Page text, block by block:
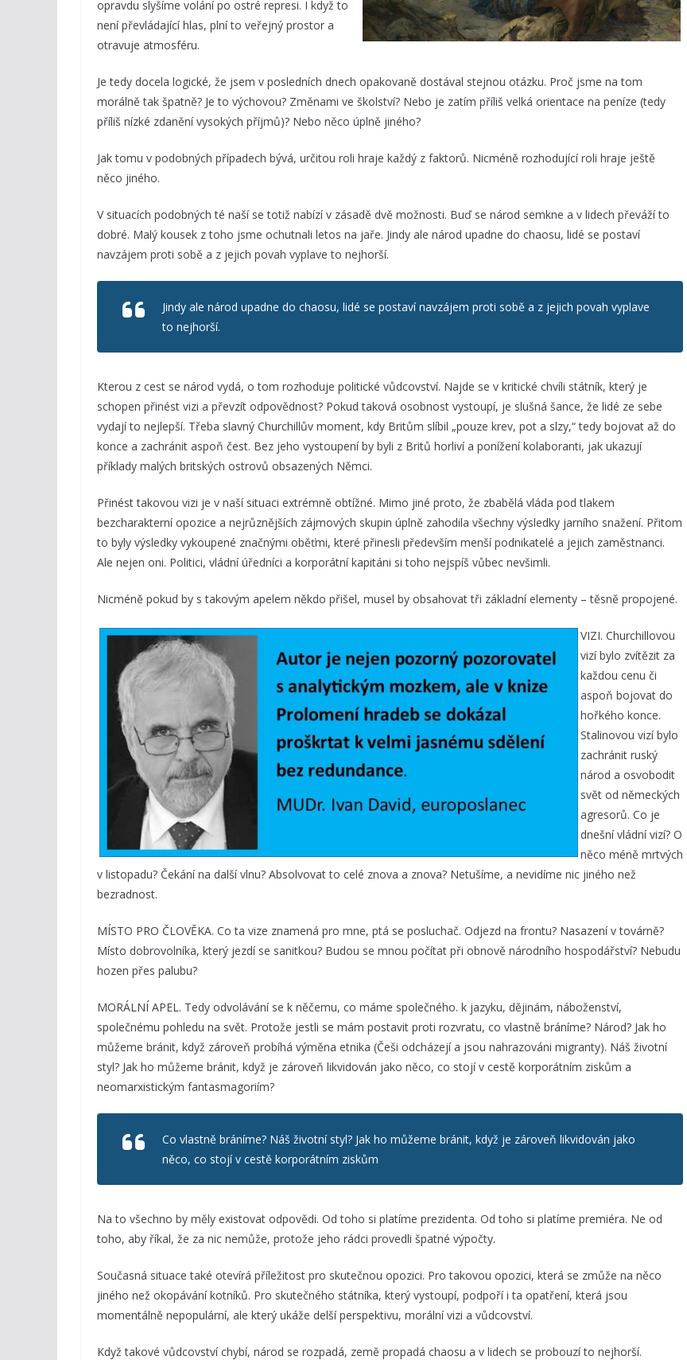
opravdu slyšíme volání po ostré represi. I když to
není převládající hlas, plní to veřejný prostor a
otravuje atmosféru.
Je tedy docela logické, že jsem v posledních dnech opakovaně dostával stejnou otázku. Proč jsme na tom
morálně tak špatně? Je to výchovou? Změnami ve školství? Nebo je zatím příliš velká orientace na peníze (tedy
příliš nízké zdanění vysokých příjmů)? Nebo něco úplně jiného?
Jak tomu v podobných případech bývá, určitou roli hraje každý z faktorů. Nicméně rozhodující roli hraje ještě
něco jiného.
V situacích podobných té naší se totiž nabízí v zásadě dvě možnosti. Buď se národ semkne a v lidech převáží to
dobré. Malý kousek z toho jsme ochutnali letos na jaře. Jindy ale národ upadne do chaosu, lidé se postaví
navzájem proti sobě a z jejich povah vyplave to nejhorší.
Jindy ale národ upadne do chaosu, lidé se postaví navzájem proti sobě a z jejich povah vyplave
to nejhorší.
Kterou z cest se národ vydá, o tom rozhoduje politické vůdcovství. Najde se v kritické chvíli státník, který je
schopen přinést vizi a převzít odpovědnost? Pokud taková osobnost vystoupí, je slušná šance, že lidé ze sebe
vydají to nejlepší. Třeba slavný Churchillův moment, kdy Britům slíbil „pouze krev, pot a slzy,“ tedy bojovat až do
konce a zachránit aspoň čest. Bez jeho vystoupení by byli z Britů horliví a ponížení kolaboranti, jak ukazují
příklady malých britských ostrovů obsazených Němci.
Přinést takovou vizi je v naší situaci extrémně obtížné. Mimo jiné proto, že zbabělá vláda pod tlakem
bezcharakterní opozice a nejrůznějších zájmových skupin úplně zahodila všechny výsledky jarního snažení. Přitom
to byly výsledky vykoupené značnými oběťmi, které přinesli především menší podnikatelé a jejich zaměstnanci.
Ale nejen oni. Politici, vládní úředníci a korporátní kapitáni si toho nejspíš vůbec nevšimli.
Nicméně pokud by s takovým apelem někdo přišel, musel by obsahovat tři základní elementy – těsně propojené.
VIZI. Churchillovou
vizí bylo zvítězit za
každou cenu či
aspoň bojovat do
hořkého konce.
Stalinovou vizí bylo
zachránit ruský
národ a osvobodit
svět od německých
agresorů. Co je
dnešní vládní vizí? O
něco méně mrtvých
v listopadu? Čekání na další vlnu? Absolvovat to celé znova a znova? Netušíme, a nevidíme nic jiného než
bezradnost.
MÍSTO PRO ČLOVĚKA. Co ta vize znamená pro mne, ptá se posluchač. Odjezd na frontu? Nasazení v továrně?
Místo dobrovolníka, který jezdí se sanitkou? Budou se mnou počítat při obnově národního hospodářství? Nebudu
hozen přes palubu?
MORÁLNÍ APEL. Tedy odvolávání se k něčemu, co máme společného. k jazyku, dějinám, náboženství,
společnému pohledu na svět. Protože jestli se mám postavit proti rozvratu, co vlastně bráníme? Národ? Jak ho
můžeme bránit, když zároveň probíhá výměna etnika (Češi odcházejí a jsou nahrazováni migranty). Náš životní
styl? Jak ho můžeme bránit, když je zároveň likvidován jako něco, co stojí v cestě korporátním ziskům a
neomarxistickým fantasmagoriím?
Co vlastně bráníme? Náš životní styl? Jak ho můžeme bránit, když je zároveň likvidován jako
něco, co stojí v cestě korporátním ziskům
Na to všechno by měly existovat odpovědi. Od toho si platíme prezidenta. Od toho si platíme premiéra. Ne od
toho, aby říkal, že za nic nemůže, protože jeho rádci provedli špatné výpočty.
Současná situace také otevírá příležitost pro skutečnou opozici. Pro takovou opozici, která se zmůže na něco
jiného než okopávání kotníků. Pro skutečného státníka, který vystoupí, podpoří i ta opatření, která jsou
momentálně nepopulární, ale který ukáže delší perspektivu, morální vizi a vůdcovství.
Když takové vůdcovství chybí, národ se rozpadá, země propadá chaosu a v lidech se probouzí to nejhorší.